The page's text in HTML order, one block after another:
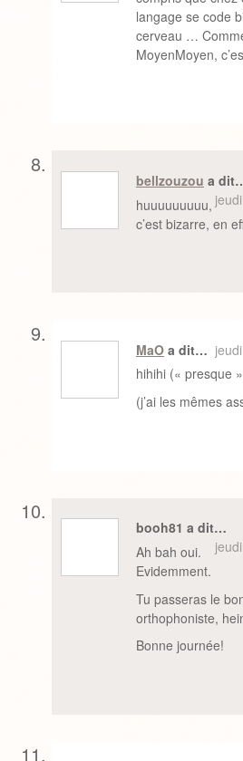
langage se code
cerveau …
MoyenMoyen,
bellzouzou a
huuuuuuuuu,
c’est bizarre, en
MaOa dit…
hihihi (« presque
(j’ai les mêmes
booh81 a dit…
Ah bah oui.
Evidemment.
Tu passeras le
orthophoniste,
Bonne journée!